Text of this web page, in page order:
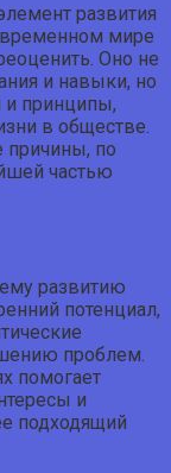
развития
мире
Оно не
и навыки, но
и принципы,
в обществе.
причины, по
частью
развитию
потенциал,
проблем.
помогает
и
подходящий